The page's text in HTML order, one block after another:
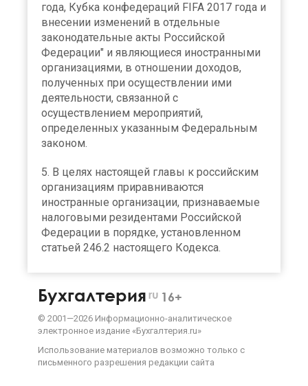
года, Кубка конфедераций FIFA 2017 года и
внесении изменений в отдельные
законодательные акты Российской
Федерации" и являющиеся иностранными
организациями, в отношении доходов,
полученных при осуществлении ими
деятельности, связанной с
осуществлением мероприятий,
определенных указанным Федеральным
законом.
5. В целях настоящей главы к российским
организациям приравниваются
иностранные организации, признаваемые
налоговыми резидентами Российской
Федерации в порядке, установленном
статьей 246.2 настоящего Кодекса.
Бухгалтерия ru 16+
© 2001—2026 Информационно-аналитическое
электронное издание «Бухгалтерия.ru»
Использование материалов возможно только с
письменного разрешения редакции сайта